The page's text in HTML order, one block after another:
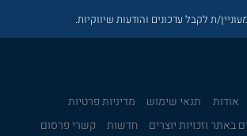
ת לקבל עדכונים והודעות שיווקיות.
אודות תנאי שימוש
מדיניות פרטיות
באתר וזכויות יוצרים
חדשות קשרי פרסום